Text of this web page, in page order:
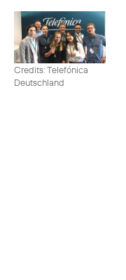
Credits: Telefónica
Deutschland